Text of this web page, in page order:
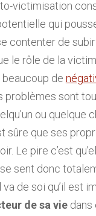
victimisation
qui
contenter de subir
le rôle de la
de
problèmes sont
ou quelque
sûre que ses
Le pire c’est
sent donc
va de soi qu’il est
de sa viedans